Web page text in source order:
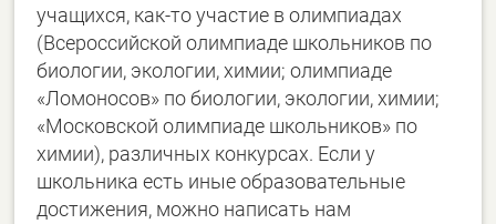
учащихся, как-то участие в олимпиадах
(Всероссийской олимпиаде школьников по
биологии, экологии, химии; олимпиаде
«Ломоносов» по биологии, экологии, химии;
«Московской олимпиаде школьников» по
химии), различных конкурсах. Если у
школьника есть иные образовательные
достижения, можно написать нам